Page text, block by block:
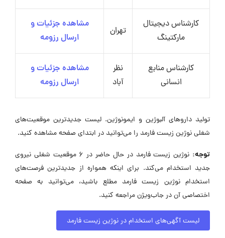
کارشناس دیجیتال
مارکتینگ
تهران
مشاهده جزئیات و
ارسال رزومه
کارشناس منابع
انسانی
نظر
آباد
مشاهده جزئیات و
ارسال رزومه
تولید داروهای آلبوژین و ایمونوژین. لیست جدیدترین موقعیت‌های
شغلی نوژین زیست فارمد را می‌توانید در ابتدای صفحه مشاهده کنید.
توجه:
نوژین زیست فارمد در حال حاضر در ۶ موقعیت شغلی نیروی
جدید استخدام می‌کند. برای اینکه همواره از جدیدترین فرصت‌های
استخدام نوژین زیست فارمد مطلع باشید، می‌توانید به صفحه
اختصاصی آن در جاب‌ویژن مراجعه کنید.
لیست آگهی‌های استخدام در نوژین زیست فارمد